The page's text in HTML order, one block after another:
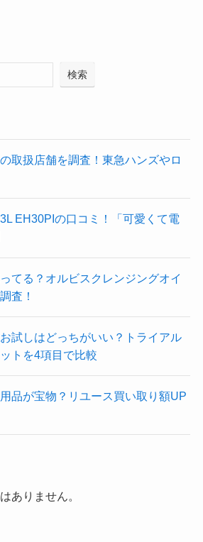
検索
取扱店舗を調査！東急ハンズやロ
EH30PIの口コミ！「可愛くて電
てる？オルビスクレンジングオイ
査！
試しはどっちがいい？トライアル
トを4項目で比較
品が宝物？リユース買い取り額UP
ありません。